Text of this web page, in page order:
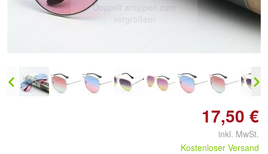
Doppelt antippen zum
vergrößern
17,50 €
inkl. MwSt.
Kostenloser Versand